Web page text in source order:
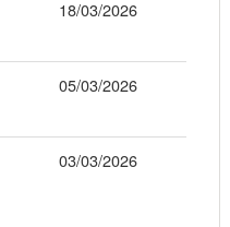
18/03/2026
05/03/2026
03/03/2026